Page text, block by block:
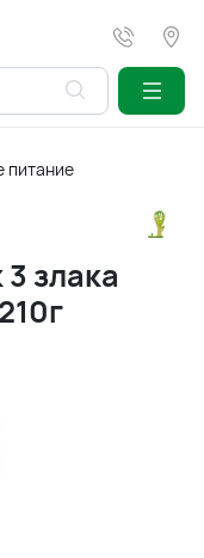
питание
злака